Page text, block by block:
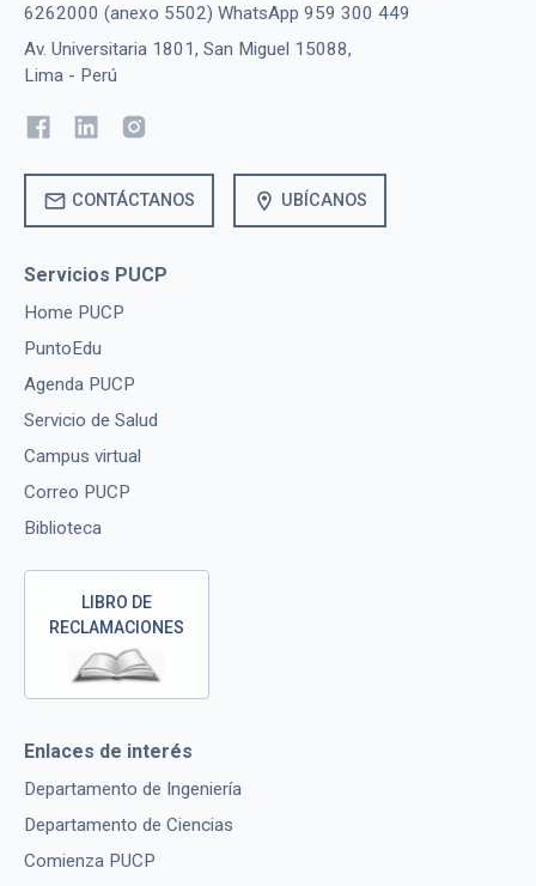
6262000 (anexo 5502) WhatsApp 959 300 449
Av. Universitaria 1801, San Miguel 15088,
Lima - Perú
mail CONTÁCTANOS location_on UBÍCANOS
Servicios PUCP
Home PUCP
PuntoEdu
Agenda PUCP
Servicio de Salud
Campus virtual
Correo PUCP
Biblioteca
LIBRO DE
RECLAMACIONES
Enlaces de interés
Departamento de Ingeniería
Departamento de Ciencias
Comienza PUCP